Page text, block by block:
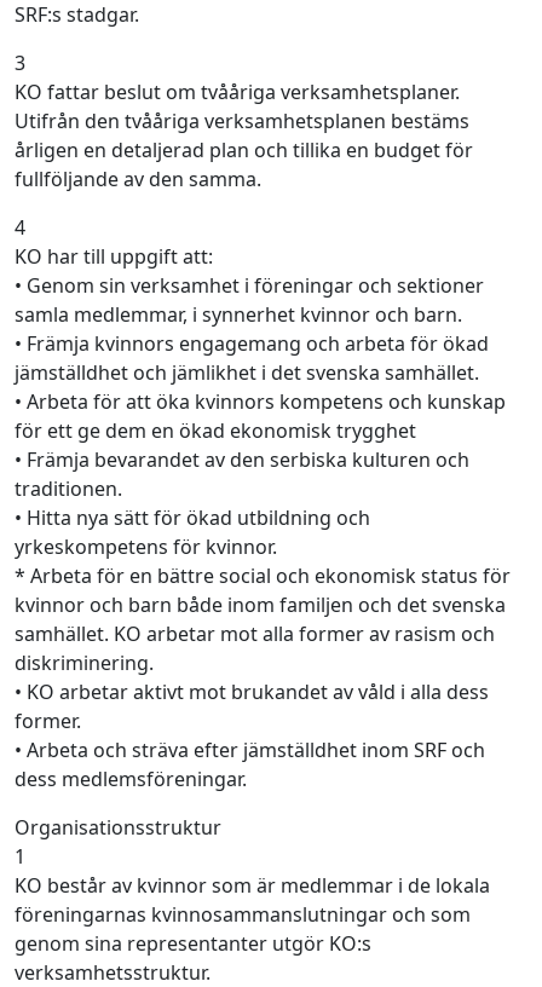
SRF:s stadgar.
3
KO fattar beslut om tvååriga verksamhetsplaner.
Utifrån den tvååriga verksamhetsplanen bestäms
årligen en detaljerad plan och tillika en budget för
fullföljande av den samma.
4
KO har till uppgift att:
• Genom sin verksamhet i föreningar och sektioner
samla medlemmar, i synnerhet kvinnor och barn.
• Främja kvinnors engagemang och arbeta för ökad
jämställdhet och jämlikhet i det svenska samhället.
• Arbeta för att öka kvinnors kompetens och kunskap
för ett ge dem en ökad ekonomisk trygghet
• Främja bevarandet av den serbiska kulturen och
traditionen.
• Hitta nya sätt för ökad utbildning och
yrkeskompetens för kvinnor.
* Arbeta för en bättre social och ekonomisk status för
kvinnor och barn både inom familjen och det svenska
samhället. KO arbetar mot alla former av rasism och
diskriminering.
• KO arbetar aktivt mot brukandet av våld i alla dess
former.
• Arbeta och sträva efter jämställdhet inom SRF och
dess medlemsföreningar.
Organisationsstruktur
1
KO består av kvinnor som är medlemmar i de lokala
föreningarnas kvinnosammanslutningar och som
genom sina representanter utgör KO:s
verksamhetsstruktur.